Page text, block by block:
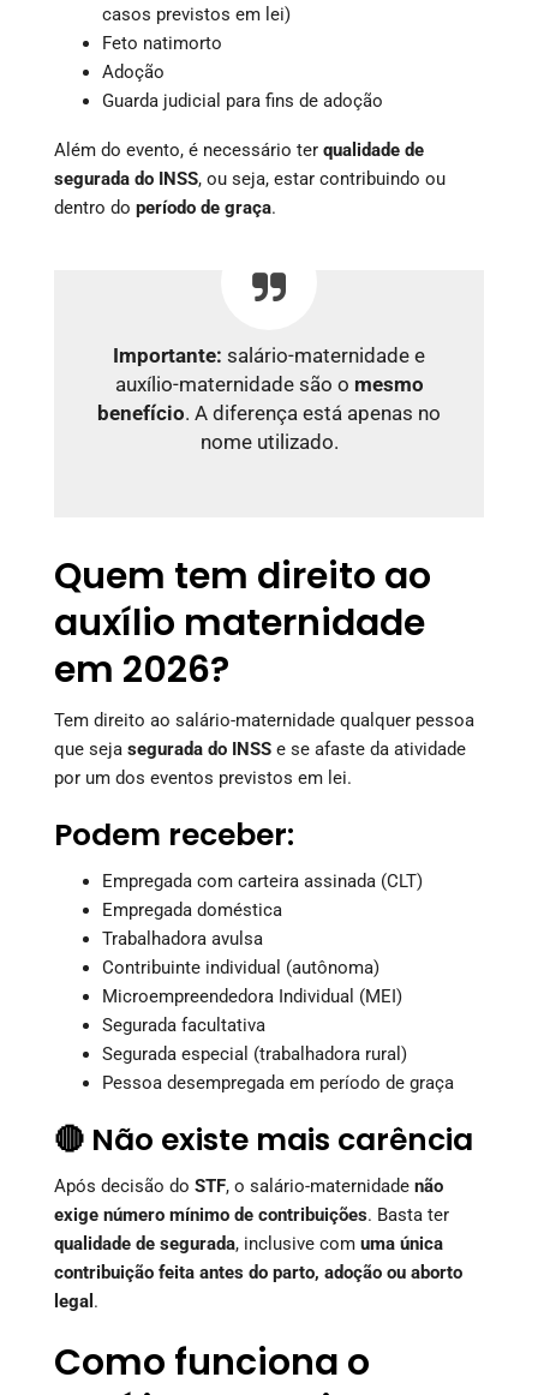
casos previstos em lei)
Feto natimorto
Adoção
Guarda judicial para fins de adoção
Além do evento, é necessário ter qualidade de
segurada do INSS, ou seja, estar contribuindo ou
dentro do período de graça.
Importante: salário-maternidade e
auxílio-maternidade são o mesmo
benefício. A diferença está apenas no
nome utilizado.
Quem tem direito ao
auxílio maternidade
em 2026?
Tem direito ao salário-maternidade qualquer pessoa
que seja segurada do INSS e se afaste da atividade
por um dos eventos previstos em lei.
Podem receber:
Empregada com carteira assinada (CLT)
Empregada doméstica
Trabalhadora avulsa
Contribuinte individual (autônoma)
Microempreendedora Individual (MEI)
Segurada facultativa
Segurada especial (trabalhadora rural)
Pessoa desempregada em período de graça
🔴 Não existe mais carência
Após decisão do STF, o salário-maternidade não
exige número mínimo de contribuições. Basta ter
qualidade de segurada, inclusive com uma única
contribuição feita antes do parto, adoção ou aborto
legal .
Como funciona o